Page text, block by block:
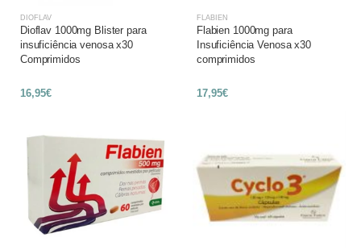
DIOFLAV
Dioflav 1000mg Blister para
insuficiência venosa x30
Comprimidos
16,95€
FLABIEN
Flabien 1000mg para
Insuficiência Venosa x30
comprimidos
17,95€